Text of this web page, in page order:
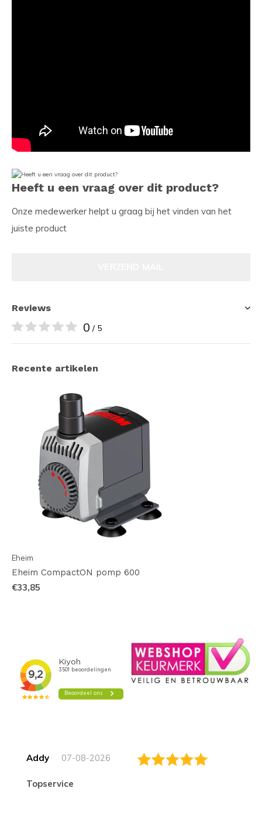
Heeft u een vraag over dit product?
Onze medewerker helpt u graag bij het vinden van het
juiste product
Reviews
0 / 5
Recente artikelen
Eheim
Eheim CompactON pomp 600
€33,85
Addy 07-08-2026
topservice